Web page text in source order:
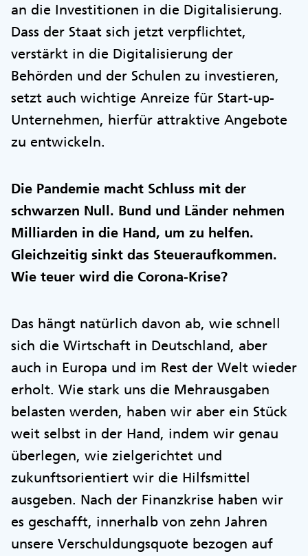
an die Investitionen in die Digitalisierung.
Dass der Staat sich jetzt verpflichtet,
verstärkt in die Digitalisierung der
Behörden und der Schulen zu investieren,
setzt auch wichtige Anreize für Start-up-
Unternehmen, hierfür attraktive Angebote
zu entwickeln.
Die Pandemie macht Schluss mit der
schwarzen Null. Bund und Länder nehmen
Milliarden in die Hand, um zu helfen.
Gleichzeitig sinkt das Steueraufkommen.
Wie teuer wird die Corona-Krise?
Das hängt natürlich davon ab, wie schnell
sich die Wirtschaft in Deutschland, aber
auch in Europa und im Rest der Welt wieder
erholt. Wie stark uns die Mehrausgaben
belasten werden, haben wir aber ein Stück
weit selbst in der Hand, indem wir genau
überlegen, wie zielgerichtet und
zukunftsorientiert wir die Hilfsmittel
ausgeben. Nach der Finanzkrise haben wir
es geschafft, innerhalb von zehn Jahren
unsere Verschuldungsquote bezogen auf